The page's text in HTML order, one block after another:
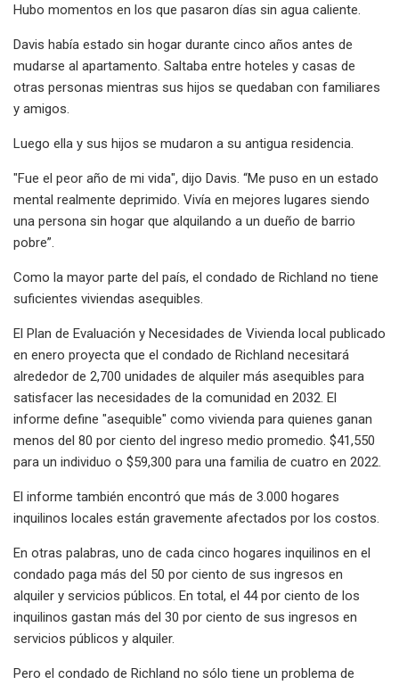
Hubo momentos en los que pasaron días sin agua caliente.
Davis había estado sin hogar durante cinco años antes de
mudarse al apartamento. Saltaba entre hoteles y casas de
otras personas mientras sus hijos se quedaban con familiares
y amigos.
Luego ella y sus hijos se mudaron a su antigua residencia.
"Fue el peor año de mi vida", dijo Davis. “Me puso en un estado
mental realmente deprimido. Vivía en mejores lugares siendo
una persona sin hogar que alquilando a un dueño de barrio
pobre”.
Como la mayor parte del país, el condado de Richland no tiene
suficientes viviendas asequibles.
El Plan de Evaluación y Necesidades de Vivienda local publicado
en enero proyecta que el condado de Richland necesitará
alrededor de 2,700 unidades de alquiler más asequibles para
satisfacer las necesidades de la comunidad en 2032. El
informe define "asequible" como vivienda para quienes ganan
menos del 80 por ciento del ingreso medio promedio. $41,550
para un individuo o $59,300 para una familia de cuatro en 2022.
El informe también encontró que más de 3.000 hogares
inquilinos locales están gravemente afectados por los costos.
En otras palabras, uno de cada cinco hogares inquilinos en el
condado paga más del 50 por ciento de sus ingresos en
alquiler y servicios públicos. En total, el 44 por ciento de los
inquilinos gastan más del 30 por ciento de sus ingresos en
servicios públicos y alquiler.
Pero el condado de Richland no sólo tiene un problema de